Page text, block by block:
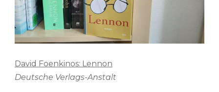
David Foenkinos: Lennon
Deutsche Verlags-Anstalt